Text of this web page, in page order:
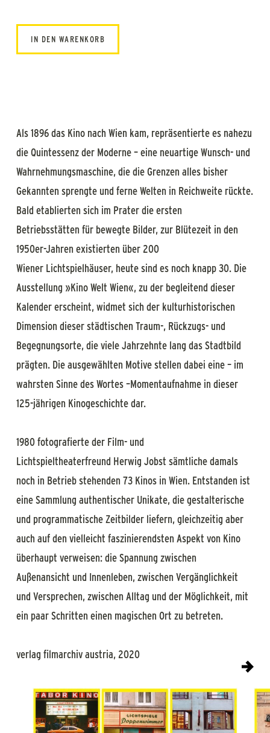
IN DEN WARENKORB
Als 1896 das Kino nach Wien kam, repräsentierte es nahezu
die Quintessenz der Moderne – eine neuartige Wunsch- und
Wahrnehmungsmaschine, die die Grenzen alles bisher
Gekannten sprengte und ferne Welten in Reichweite rückte.
Bald etablierten sich im Prater die ersten
Betriebsstätten für bewegte Bilder, zur Blütezeit in den
1950er-Jahren existierten über 200
Wiener Lichtspielhäuser, heute sind es noch knapp 30. Die
Ausstellung »Kino Welt Wien«, zu der begleitend dieser
Kalender erscheint, widmet sich der kulturhistorischen
Dimension dieser städtischen Traum-, Rückzugs- und
Begegnungsorte, die viele Jahrzehnte lang das Stadtbild
prägten. Die ausgewählten Motive stellen dabei eine – im
wahrsten Sinne des Wortes –Momentaufnahme in dieser
125-jährigen Kinogeschichte dar.
1980 fotografierte der Film- und
Lichtspieltheaterfreund Herwig Jobst sämtliche damals
noch in Betrieb stehenden 73 Kinos in Wien. Entstanden ist
eine Sammlung authentischer Unikate, die gestalterische
und programmatische Zeitbilder liefern, gleichzeitig aber
auch auf den vielleicht faszinierendsten Aspekt von Kino
überhaupt verweisen: die Spannung zwischen
Außenansicht und Innenleben, zwischen Vergänglichkeit
und Versprechen, zwischen Alltag und der Möglichkeit, mit
ein paar Schritten einen magischen Ort zu betreten.
verlag filmarchiv austria, 2020